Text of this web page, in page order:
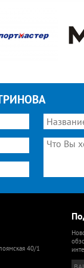
40/1